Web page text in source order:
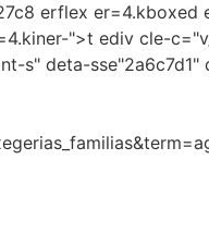
erflex
">t ediv cle-
s" deta-